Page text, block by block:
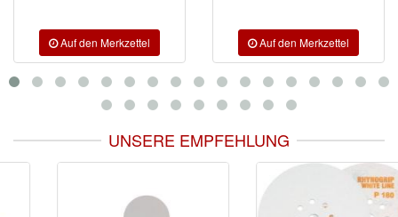
UNSERE EMPFEHLUNG